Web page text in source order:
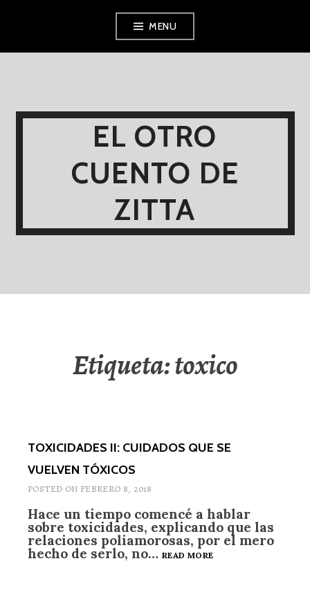
MENU
EL OTRO
CUENTO DE
ZITTA
Etiqueta: toxico
TOXICIDADES II: CUIDADOS QUE SE
VUELVEN TÓXICOS
POSTED ON FEBRERO 8, 2018
Hace un tiempo comencé a hablar
sobre toxicidades, explicando que las
relaciones poliamorosas, por el mero
hecho de serlo, no… READ MORE